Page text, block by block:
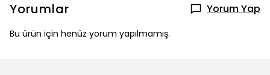
Yorumlar Yorum Yap
Bu ürün için henüz yorum yapılmamış.